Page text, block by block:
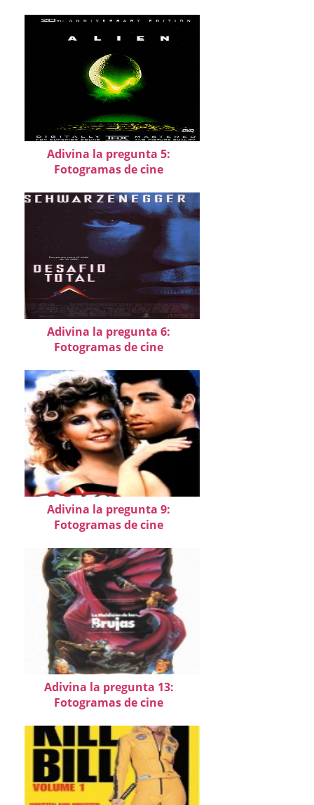
Adivina la pregunta 5:
Fotogramas de cine
Adivina la pregunta 6:
Fotogramas de cine
Adivina la pregunta 9:
Fotogramas de cine
Adivina la pregunta 13:
Fotogramas de cine